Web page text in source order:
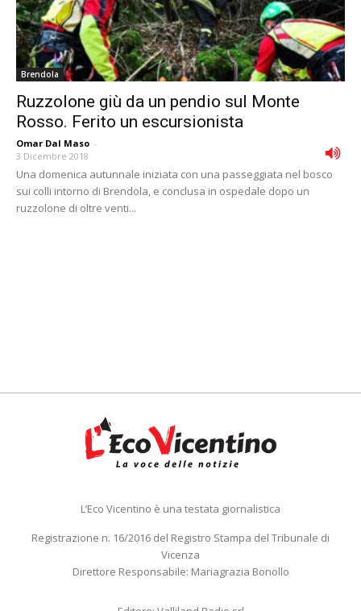
Brendola
Ruzzolone giù da un pendio sul Monte
Rosso. Ferito un escursionista
Omar Dal Maso -
3 Dicembre 2018
Una domenica autunnale iniziata con una passeggiata nel bosco
sui colli intorno di Brendola, e conclusa in ospedale dopo un
ruzzolone di oltre venti...
L’Eco Vicentino è una testata giornalistica
Registrazione n. 16/2016 del Registro Stampa del Tribunale di
Vicenza
Direttore Responsabile: Mariagrazia Bonollo